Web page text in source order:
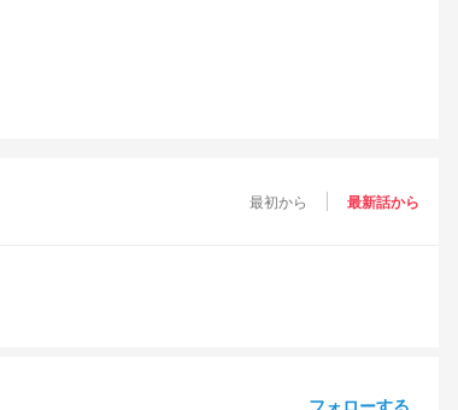
最初から 最新話から
フォローする